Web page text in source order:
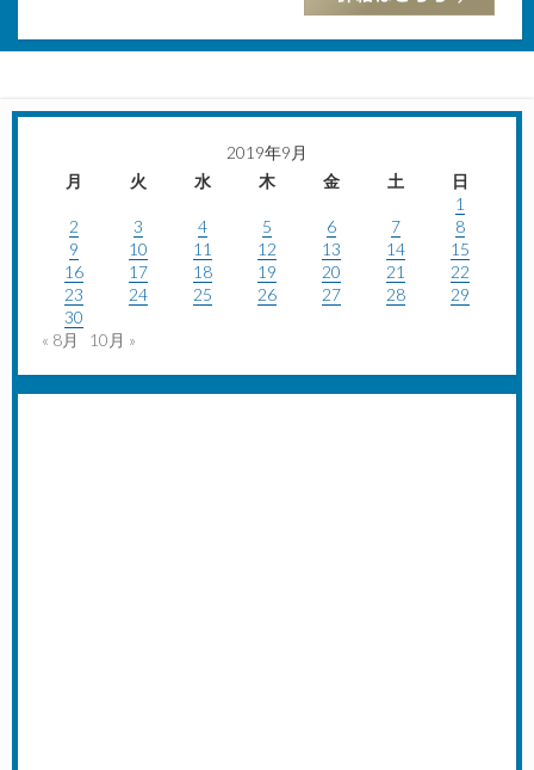
2019年9月
月
火 水 木 金 土
日
1
2
3 4 5 6 7
8
9
10 11 12 13 14
15
16
17 18 19 20 21
22
23
24 25 26 27 28
29
30
« 8月
10月 »